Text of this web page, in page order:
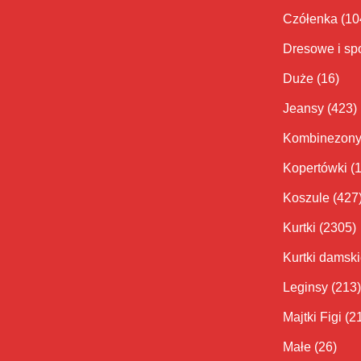
Czółenka
Dresowe i
Duże (16)
Jeansy (423)
Kombinezony
Kopertówki
Koszule
Kurtki (2305)
Kurtki
Leginsy (213)
Majtki Figi
Małe (26)